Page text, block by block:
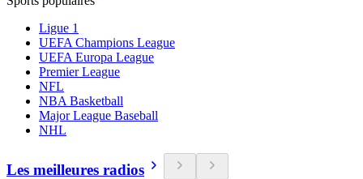
Ligue 1
UEFA Champions League
UEFA Europa League
Premier League
NFL
NBA Basketball
Major League Baseball
NHL
Les meilleures radios